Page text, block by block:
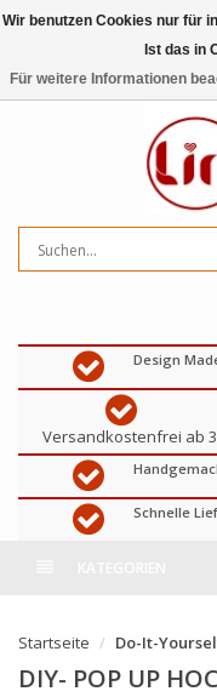
artikel
Design
Versandkostenfrei ab
Schnelle
Startseite Do-It-
DIY- POP UP
Wir benutzen Cookies nur für
Ist das in
Für weitere Informationen